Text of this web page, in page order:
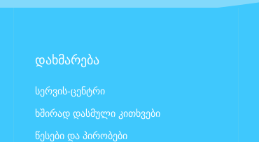
დახმარება
სერვის-ცენტრი
ხშირად დასმული კითხვები
წესები და პირობები